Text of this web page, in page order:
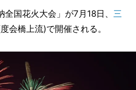
全国花火大会」が7月18日、 三
会橋上流)で開催される。